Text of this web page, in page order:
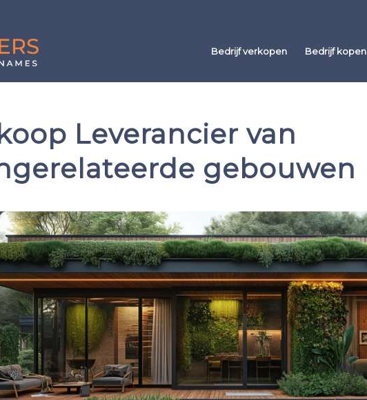
Bedrijf verkopen Bedrijf kopen
Leverancier van
gebouwen